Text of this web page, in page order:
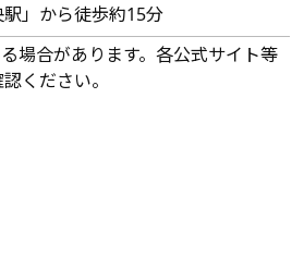
」から徒歩約15分
場合があります。各公式サイト等
ください。